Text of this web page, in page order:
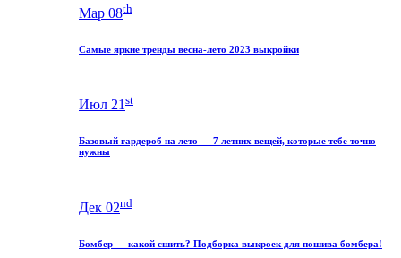
Мар 08th
Самые яркие тренды весна-лето 2023 выкройки
Июл 21 st
Базовый гардероб на лето — 7 летних вещей, которые тебе точно
нужны
Дек 02nd
Бомбер — какой сшить? Подборка выкроек для пошива бомбера!